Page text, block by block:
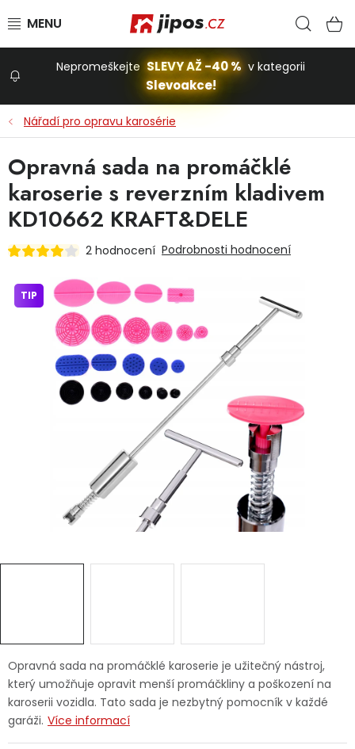
Stavba a dům
Dílna
Domácnost
Dětská hřiště
Ochranné pomůcky
Jaký je aktuální stav mé objednávky?
Nepromeškejte SLEVY AŽ -40 % v kategorii
Slevoakce!
Nářadí pro opravu karosérie
Opravná sada na promáčklé karoserie je užitečný nástroj,
který umožňuje opravit menší promáčkliny a poškození na
karoserii vozidla. Tato sada je nezbytný pomocník v každé
garáži. Více informací
Opravná sada na promáčklé
karoserie s reverzním kladivem
KD10662 KRAFT&DELE
2 hodnocení Podrobnosti hodnocení
TIP